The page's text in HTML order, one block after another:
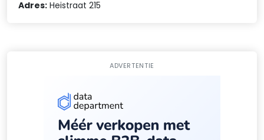
Adres: Heistraat 215
ADVERTENTIE